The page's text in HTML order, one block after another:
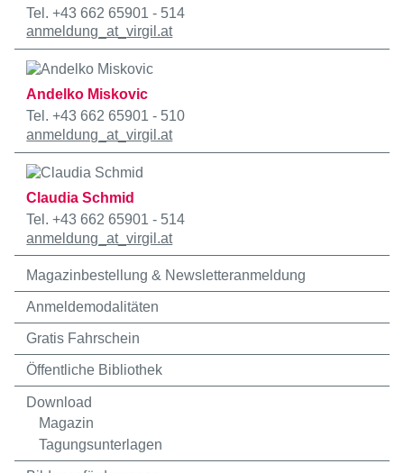
Tel. +43 662 65901 - 514
anmeldung _at_virgil.at
Andelko Miskovic
Tel. +43 662 65901 - 510
anmeldung _at_virgil.at
Claudia Schmid
Tel. +43 662 65901 - 514
anmeldung _at_virgil.at
Magazinbestellung & Newsletteranmeldung
Anmeldemodalitäten
Gratis Fahrschein
Öffentliche Bibliothek
Download
Magazin
Tagungsunterlagen